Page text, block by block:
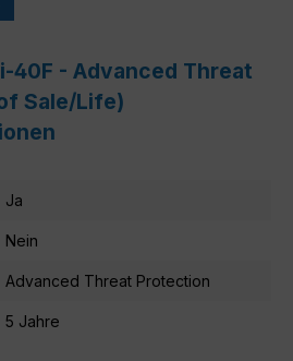
40F - Advanced Threat
Sale/Life)
Ja
Nein
Advanced Threat Protection
5 Jahre